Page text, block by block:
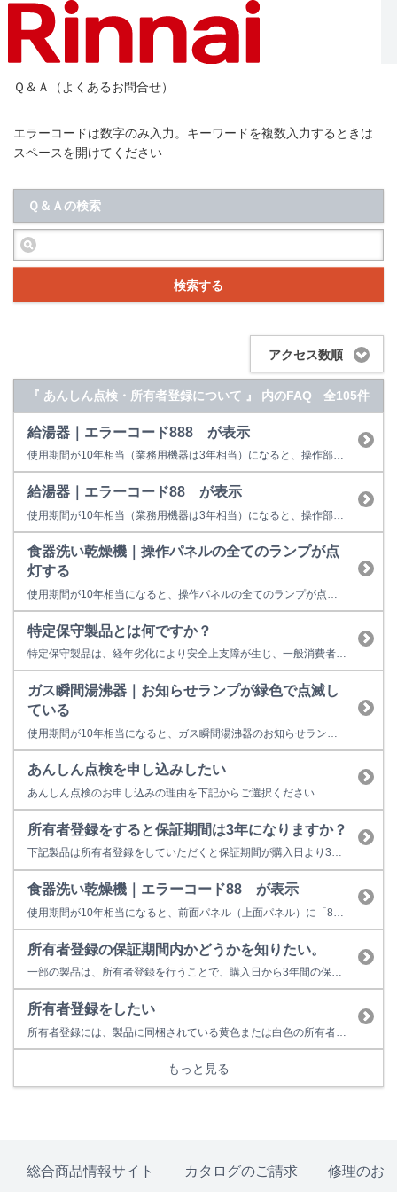
Ｑ＆Ａ（よくあるお問合せ）
エラーコードは数字のみ入力。キーワードを複数入力するときは
スペースを開けてください
Ｑ＆Ａの検索
検索する
アクセス数順
『 あんしん点検・所有者登録について 』 内のFAQ 全105件
給湯器｜エラーコード888 が表示
使用期間が10年相当（業務用機器は3年相当）になると、操作部またはリモコンに「888」を表示して点検時期をお知らせします。 故障表示ではないため、そのまま使用することもできますが、経年劣化に起因する製品事故を防止するため、あんしん点検をおすすめしています。点検を受けない場合はお早めの取り替えをおすすめしています。 ※イラストは一例です。製品によっては上図と異なる場合があります...
給湯器｜エラーコード88 が表示
食器洗い乾燥機｜操作パネルの全てのランプが点
灯する
使用期間が10年相当になると、操作パネルの全てのランプが点灯して点検時期をお知らせします。 故障表示ではないため、そのまま使用することもできますが、経年劣化に起因する製品事故を防止するため、あんしん点検をおすすめしています。点検を受けない場合はお早めの取り替えをおすすめしています。 ■あんしん点検とは？ ○あんしん点検は、お客様の任意で受けていただく有料の点検です。 ○点検料金は...
特定保守製品とは何ですか？
特定保守製品は、経年劣化により安全上支障が生じ、一般消費者の生命又は身体に対して重大な危害を及ぼすおそれが多いと認められる製品をいいます。 特定保守製品に指定されていた製品の所有者様には、「長期使用製品安全点検制度」により行う法定点検を受けることが求められていました。しかし、令和３年８月の消費生活用製品安全法の改正より下記の製品が特定保守製品の対象から除外されました。これによりリンナイの製...
ガス瞬間湯沸器｜お知らせランプが緑色で点滅し
ている
あんしん点検を申し込みしたい
あんしん点検のお申し込みの理由を下記からご選択ください
所有者登録をすると保証期間は3年になりますか？
下記製品は所有者登録をしていただくと保証期間が購入日より3年間に延長されます。 【3年保証対象製品】 ガス瞬間湯沸器 ガス給湯専用機・ガス給湯器 ガスふろ給湯器 ガス給湯暖房用熱源機 ガス暖房専用熱源機 ガスふろがま ガスファンヒーター ※業務用機器は3年保証対象外となります。 ※上記対象製品のうち、一部製品は対...
食器洗い乾燥機｜エラーコード88 が表示
所有者登録の保証期間内かどうかを知りたい。
一部の製品は、所有者登録を行うことで、購入日から3年間の保証が適用されます。保証期間内かどうかは、登録完了通知（3年保証書）からご確認いただけます。 登録完了通知をお持ちでない場合は、下記情報をご確認のうえ、所有者ご本人様よりリンナイ保守点検コールセンターへお電話ください。 【ご確認いただきたい情報（いずれか1点）】 1. 製品の型式、製造番号、ガス種（食器洗い乾燥機はガス種なし）...
所有者登録をしたい
もっと見る
総合商品情報サイト カタログのご請求 修理のお